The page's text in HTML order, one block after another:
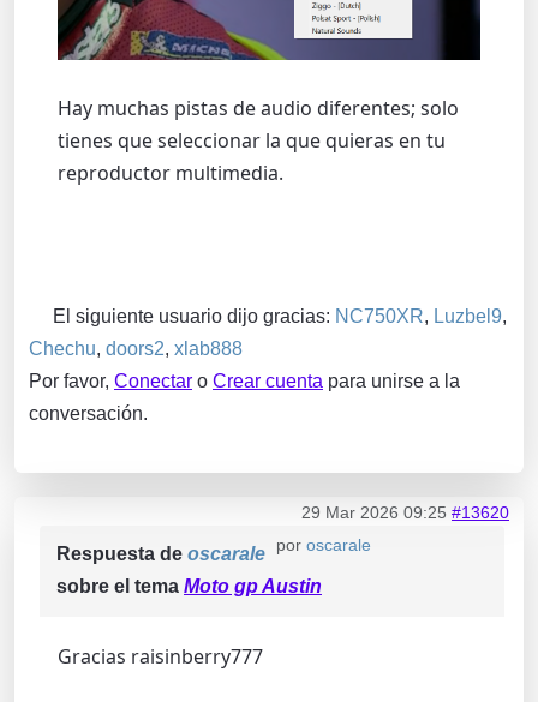
Hay muchas pistas de audio diferentes; solo
tienes que seleccionar la que quieras en tu
reproductor multimedia.
El siguiente usuario dijo gracias: NC750XR, Luzbel9,
Chechu, doors2, xlab888
Por favor, Conectar o Crear cuenta para unirse a la
conversación.
29 Mar 2026 09:25 #13620
por oscarale
Respuesta de oscarale
sobre el tema Moto gp Austin
Gracias raisinberry777